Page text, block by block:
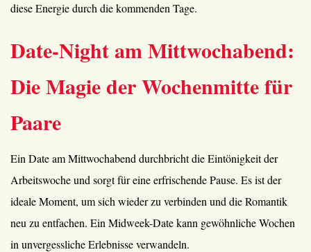
diese Energie durch die kommenden Tage.
Date-Night am Mittwochabend:
Die Magie der Wochenmitte für
Paare
Ein Date am Mittwochabend durchbricht die Eintönigkeit der
Arbeitswoche und sorgt für eine erfrischende Pause. Es ist der
ideale Moment, um sich wieder zu verbinden und die Romantik
neu zu entfachen. Ein Midweek-Date kann gewöhnliche Wochen
in unvergessliche Erlebnisse verwandeln.